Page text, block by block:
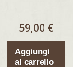
59,00 €
Aggiungi
al carrello